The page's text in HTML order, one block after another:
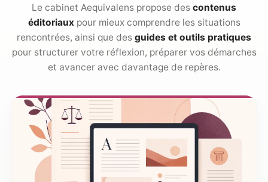
Le cabinet Aequivalens propose des contenus
éditoriauxpour mieux comprendre les situations
rencontrées, ainsi que des guides et outils pratiques
pour structurer votre réflexion, préparer vos démarches
et avancer avec davantage de repères.